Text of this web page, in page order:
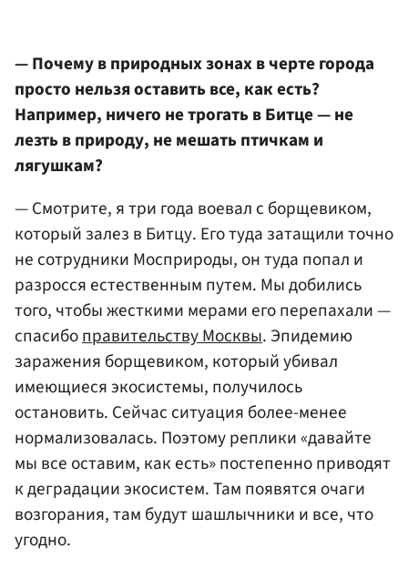
— Почему в природных зонах в черте города
просто нельзя оставить все, как есть?
Например, ничего не трогать в Битце — не
лезть в природу, не мешать птичкам и
лягушкам?
— Смотрите, я три года воевал с борщевиком,
который залез в Битцу. Его туда затащили точно
не сотрудники Мосприроды, он туда попал и
разросся естественным путем. Мы добились
того, чтобы жесткими мерами его перепахали —
спасибоправительству Москвы. Эпидемию
заражения борщевиком, который убивал
имеющиеся экосистемы, получилось
остановить. Сейчас ситуация более-менее
нормализовалась. Поэтому реплики «давайте
мы все оставим, как есть» постепенно приводят
к деградации экосистем. Там появятся очаги
возгорания, там будут шашлычники и все, что
угодно.